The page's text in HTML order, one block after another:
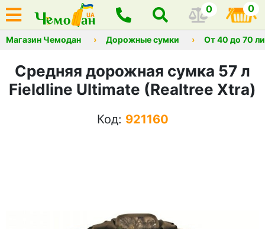
0 0
Магазин Чемодан Дорожные сумки От 40 до 70
Средняя дорожная сумка 57 л
Fieldline Ultimate (Realtree Xtra)
Код: 921160